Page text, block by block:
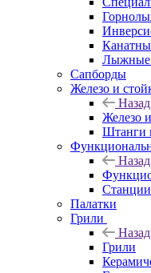
Лыжные
Сапборды
Железо и
Назад
Железо
Штанги
Назад
Палатки
Грили
Назад
Грили